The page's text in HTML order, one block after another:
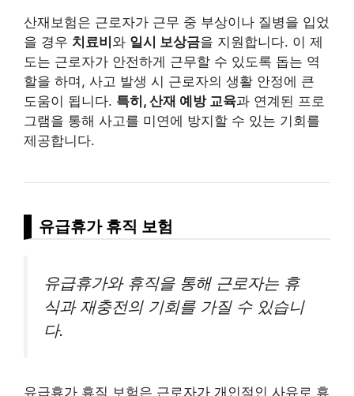
산재보험은 근로자가 근무 중 부상이나 질병을 입었
을 경우 치료비와 일시 보상금을 지원합니다. 이 제
도는 근로자가 안전하게 근무할 수 있도록 돕는 역
할을 하며, 사고 발생 시 근로자의 생활 안정에 큰
도움이 됩니다. 특히, 산재 예방 교육과 연계된 프로
그램을 통해 사고를 미연에 방지할 수 있는 기회를
제공합니다.
유급휴가 휴직 보험
유급휴가와 휴직을 통해 근로자는 휴
식과 재충전의 기회를 가질 수 있습니
다.
유급휴가 휴직 보험은 근로자가 개인적인 사유로 휴